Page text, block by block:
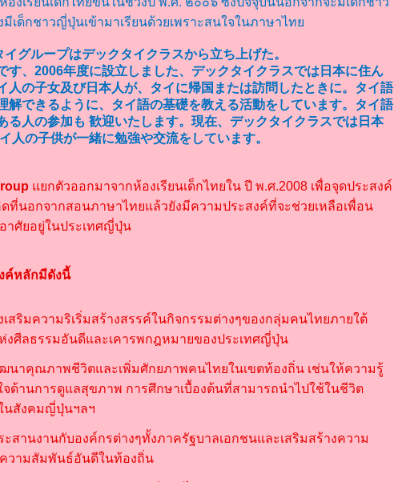
มีเด็กชาวญี่ปุ่นเข้ามาเรียนด้วยเพราะสนใจในภาษาไท
イグループはデックタイクラスから立ち上げた。
す、2006年度に設立しました、デックタイクラスでは日本に住ん
人の子女及び日本人が、タイに帰国または訪問したときに。タイ語
解できるように、タイ語の基礎を教える活動をしています。タイ語
る人の参加も 歓迎いたします。現在、デックタイクラスでは日本
人の子供が一緒に勉強や交流をしています。
กตัวออกมาจากห้องเรียนเด็กไทยใน ปี พ.ศ.2008 เพื่อจุดประสงค์
ที่นอกจากสอนภาษาไทยแล้วยังมีความประสงค์ที่จะช่วยเหลือเพื่อน
าศัยอยู่ในประเทศญี่ปุ่น
ค์หลักมีดังนี้
เสริมความริเริ่มสร้างสรรค์ในกิจกรรมต่างๆของกลุ่มคนไทยภายใต้
งศีลธรรมอันดีและเคารพกฎหมายของประเทศญี่ปุ่น
นาคุณภาพชีวิตและเพิ่มศักยภาพคนไทยในเขตท้องถิ่น เช่นให้ความรู้
จด้านการดูแลสุขภาพ การศึกษาเบื้องต้นที่สามารถนำไปใช้ในชีวิต
นสังคมญี่ปุ่นฯลฯ
ะสานงานกับองค์กรต่างๆทั้งภาครัฐบาลเอกชนและเสริมสร้างความ
ความสัมพันธ์อันดีในท้องถิ่น